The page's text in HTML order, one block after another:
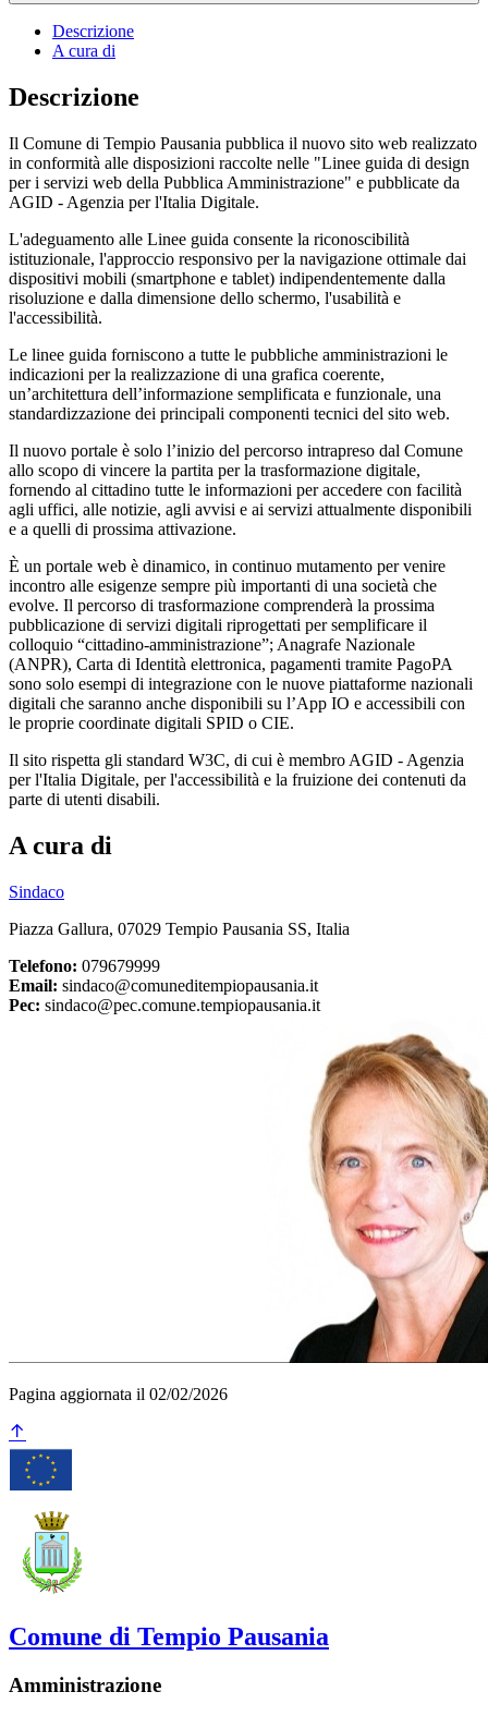
Descrizione
A cura di
Descrizione
Il Comune di Tempio Pausania pubblica il nuovo sito web realizzato
in conformità alle disposizioni raccolte nelle "Linee guida di design
per i servizi web della Pubblica Amministrazione" e pubblicate da
AGID - Agenzia per l'Italia Digitale.
L'adeguamento alle Linee guida consente la riconoscibilità
istituzionale, l'approccio responsivo per la navigazione ottimale dai
dispositivi mobili (smartphone e tablet) indipendentemente dalla
risoluzione e dalla dimensione dello schermo, l'usabilità e
l'accessibilità.
Le linee guida forniscono a tutte le pubbliche amministrazioni le
indicazioni per la realizzazione di una grafica coerente,
un’architettura dell’informazione semplificata e funzionale, una
standardizzazione dei principali componenti tecnici del sito web.
Il nuovo portale è solo l’inizio del percorso intrapreso dal Comune
allo scopo di vincere la partita per la trasformazione digitale,
fornendo al cittadino tutte le informazioni per accedere con facilità
agli uffici, alle notizie, agli avvisi e ai servizi attualmente disponibili
e a quelli di prossima attivazione.
È un portale web è dinamico, in continuo mutamento per venire
incontro alle esigenze sempre più importanti di una società che
evolve. Il percorso di trasformazione comprenderà la prossima
pubblicazione di servizi digitali riprogettati per semplificare il
colloquio “cittadino-amministrazione”; Anagrafe Nazionale
(ANPR), Carta di Identità elettronica, pagamenti tramite PagoPA
sono solo esempi di integrazione con le nuove piattaforme nazionali
digitali che saranno anche disponibili su l’App IO e accessibili con
le proprie coordinate digitali SPID o CIE.
Il sito rispetta gli standard W3C, di cui è membro AGID - Agenzia
per l'Italia Digitale, per l'accessibilità e la fruizione dei contenuti da
parte di utenti disabili.
A cura di
Sindaco
Piazza Gallura, 07029 Tempio Pausania SS, Italia
Telefono: 079679999
Email: sindaco@comuneditempiopausania.it
Pec: sindaco@pec.comune.tempiopausania.it
Pagina aggiornata il 02/02/2026
Comune di Tempio Pausania
Amministrazione